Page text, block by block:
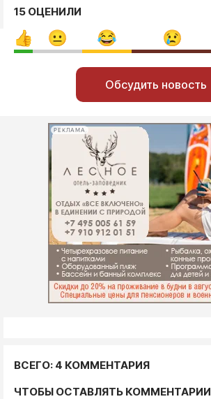
15 ОЦЕНИЛИ
Обсудить новость
РЕКЛАМА
ВСЕГО: 4 КОММЕНТАРИЯ
ЧТОБЫ ОСТАВЛЯТЬ КОММЕНТАРИИ